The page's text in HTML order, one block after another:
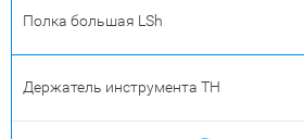
Полка большая LSh
Держатель инструмента TH